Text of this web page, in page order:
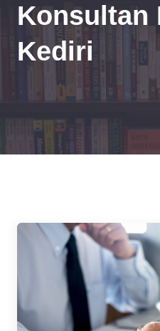
Konsultan
Kediri